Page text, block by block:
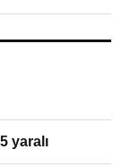
yaralı